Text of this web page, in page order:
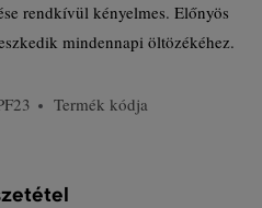
rendkívül kényelmes. Előnyös
mindennapi öltözékéhez.
Termék kódja